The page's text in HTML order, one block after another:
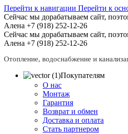
Перейти к навигации Перейти к
Сейчас мы дорабатываем сайт,
Алена +7 (918) 252-12-26
Сейчас мы дорабатываем сайт,
Алена +7 (918) 252-12-26
Отопление, водоснабжение и
Покупателям
О нас
Монтаж
Гарантия
Возврат и обмен
Доставка и оплата
Стать партнером